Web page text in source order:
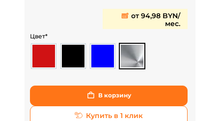
от 94,98 BYN/
мес.
Цвет*
В корзину
Купить в 1 клик